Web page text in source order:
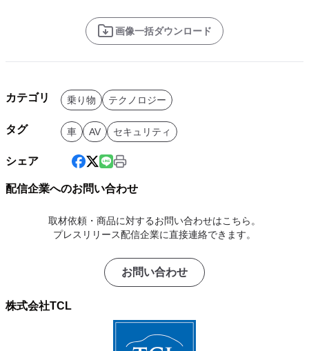
画像一括ダウンロード
カテゴリ 乗り物 テクノロジー
タグ 車 AV セキュリティ
シェア
配信企業へのお問い合わせ
取材依頼・商品に対するお問い合わせはこちら。
プレスリリース配信企業に直接連絡できます。
お問い合わせ
株式会社TCL